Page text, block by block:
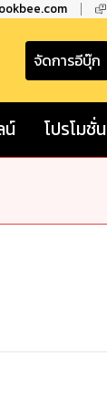
จัดการอีบุ๊ก
น์ โปรโมชั่น